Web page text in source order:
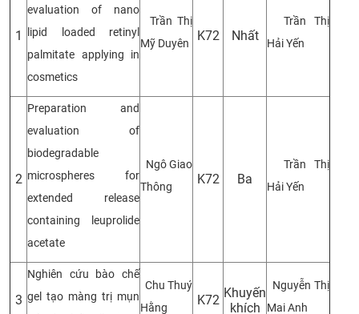
1
evaluation of nano
lipid loaded retinyl
palmitate applying in
cosmetics
Trần Thị
Mỹ Duyên
K72 Nhất
Trần Thị
Hải Yến
2
Preparation and
evaluation of
biodegradable
microspheres for
extended release
containing leuprolide
acetate
Ngô Giao
Thông
K72 Ba
Trần Thị
Hải Yến
3
Nghiên cứu bào chế
gel tạo màng trị mụn
Chu Thuý
Hằng
K72 Khuyến
khích
Nguyễn Thị
Mai Anh